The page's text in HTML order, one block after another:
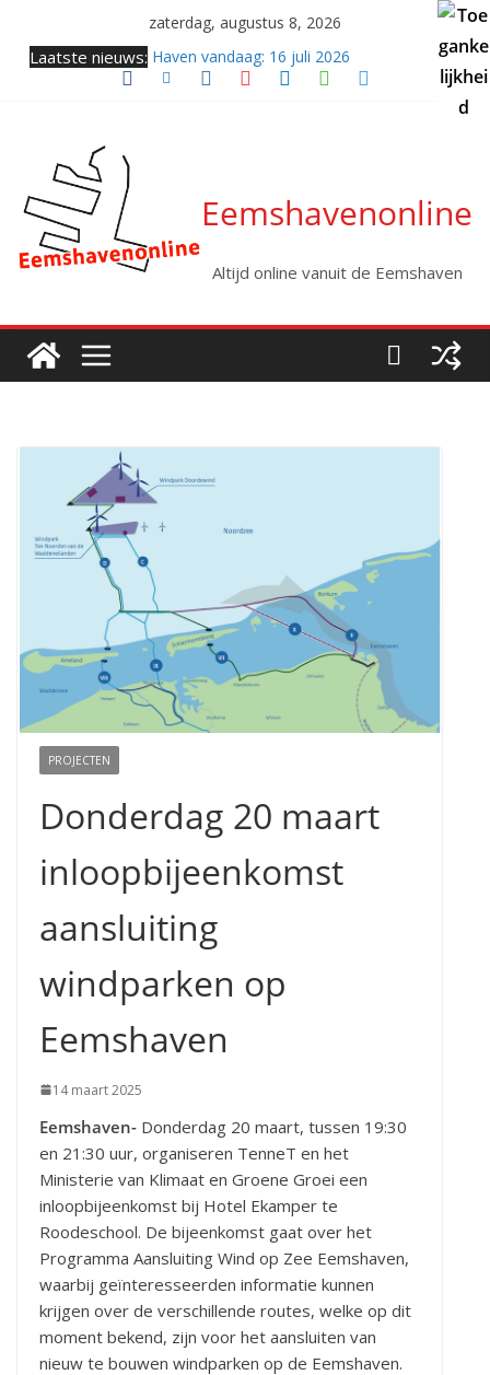
zaterdag, augustus 8, 2026
Laatste nieuws: Haven vandaag: 16 juli 2026
Samenkomst van twee giganten (video)
Eemshavenonline
Altijd online vanuit de Eemshaven
PROJECTEN
Donderdag 20 maart
inloopbijeenkomst
aansluiting
windparken op
Eemshaven
14 maart 2025
Eemshaven- Donderdag 20 maart, tussen 19:30
en 21:30 uur, organiseren TenneT en het
Ministerie van Klimaat en Groene Groei een
inloopbijeenkomst bij Hotel Ekamper te
Roodeschool. De bijeenkomst gaat over het
Programma Aansluiting Wind op Zee Eemshaven,
waarbij geïnteresseerden informatie kunnen
krijgen over de verschillende routes, welke op dit
moment bekend, zijn voor het aansluiten van
nieuw te bouwen windparken op de Eemshaven.